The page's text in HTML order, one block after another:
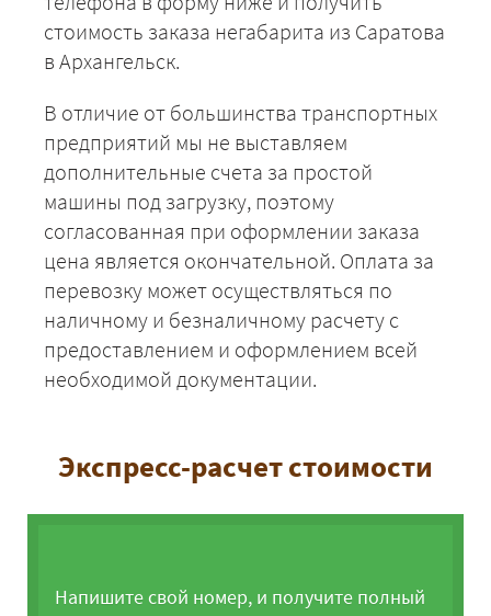
стоимость заказа негабарита из Саратова
в Архангельск.
В отличие от большинства транспортных
предприятий мы не выставляем
дополнительные счета за простой
машины под загрузку, поэтому
согласованная при оформлении заказа
цена является окончательной. Оплата за
перевозку может осуществляться по
наличному и безналичному расчету с
предоставлением и оформлением всей
необходимой документации.
Экспресс-расчет стоимости
Напишите свой номер, и получите полный